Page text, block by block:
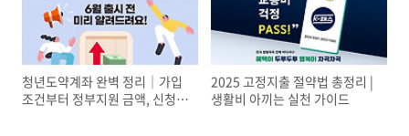
청년도약계좌 완벽 정리｜가입
조건부터 정부지원 금액, 신청방
2025 고정지출 절약법 총정리 |
생활비 아끼는 실천 가이드